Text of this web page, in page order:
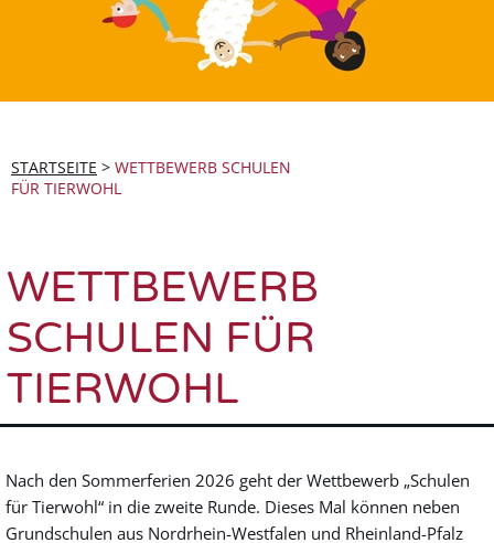
STARTSEITE > WETTBEWERB SCHULEN
FÜR TIERWOHL
WETTBEWERB
SCHULEN FÜR
TIERWOHL
Nach den Sommerferien 2026 geht der Wettbewerb „Schulen
für Tierwohl“ in die zweite Runde. Dieses Mal können neben
Grundschulen aus Nordrhein-Westfalen und Rheinland-Pfalz